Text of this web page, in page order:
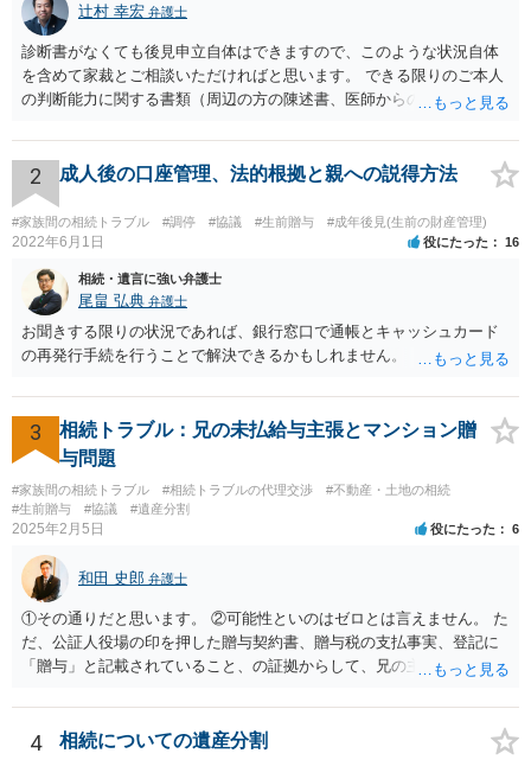
辻村 幸宏 弁護士
診断書がなくても後見申立自体はできますので、このような状況自体
を含めて家裁とご相談いただければと思います。 できる限りのご本人
の判断能力に関する書類（周辺の方の陳述書、医師からの聴取書等）
をしていただければそこから先は進むのではないかと存じます。 ま
た、Aさんの意向を酌みすぎるあまりに後見申立ができない状況にして
いる施設の問題もありますので、当該地域の地域包括支援センターに
ご相談されるのもひとつの方法です。
2 成人後の口座管理、法的根拠と親への説得方法
#家族間の相続トラブル #調停 #協議 #生前贈与 #成年後見(生前の財産管理)
2022年6月1日 役にたった 16
相続・遺言に強い弁護士
尾畠 弘典 弁護士
お聞きする限りの状況であれば、銀行窓口で通帳とキャッシュカード
の再発行手続を行うことで解決できるかもしれません。
3
相続トラブル：兄の未払給与主張とマンション贈
与問題
#家族間の相続トラブル #相続トラブルの代理交渉
#不動産・土地の相続
#生前贈与
#協議 #遺産分割
2025年2月5日 役にたった 6
和田 史郎 弁護士
①その通りだと思います。 ②可能性といのはゼロとは言えません。 た
だ、公証人役場の印を押した贈与契約書、贈与税の支払事実、登記に
「贈与」と記載されていること、の証拠からして、兄の主張は通らな
わなければ、遺産分割調停を申し立てて進めるのがベターのような気
がしますね。
4 相続についての遺産分割